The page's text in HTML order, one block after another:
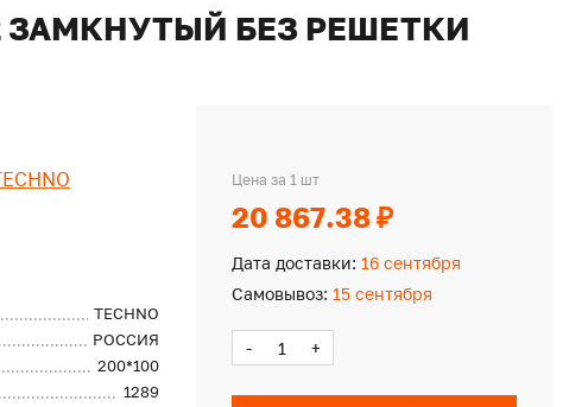
ЗАМКНУТЫЙ БЕЗ РЕШЕТКИ
TECHNO
РОССИЯ
200*100
1289
Цена за 1 шт
20 867.38 ₽
Дата доставки: 16 сентября
Самовывоз: 15 сентября
- +